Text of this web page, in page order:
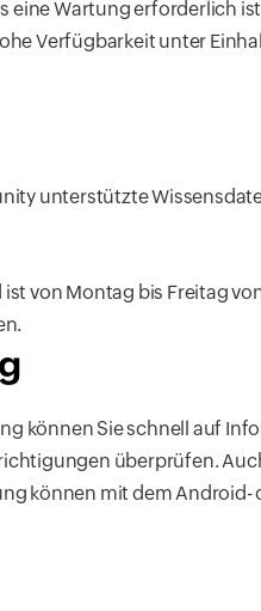
eine Wartung erforderlich
Verfügbarkeit unter
unterstützte
von Montag bis Freitag
können Sie schnell auf
überprüfen.
können mit dem